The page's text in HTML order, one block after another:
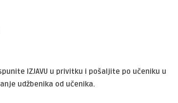
IZJAVU u privitku i pošaljite po učeniku u
udžbenika od učenika.